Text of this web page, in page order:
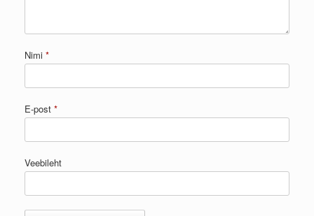
Nimi *
E-post *
Veebileht